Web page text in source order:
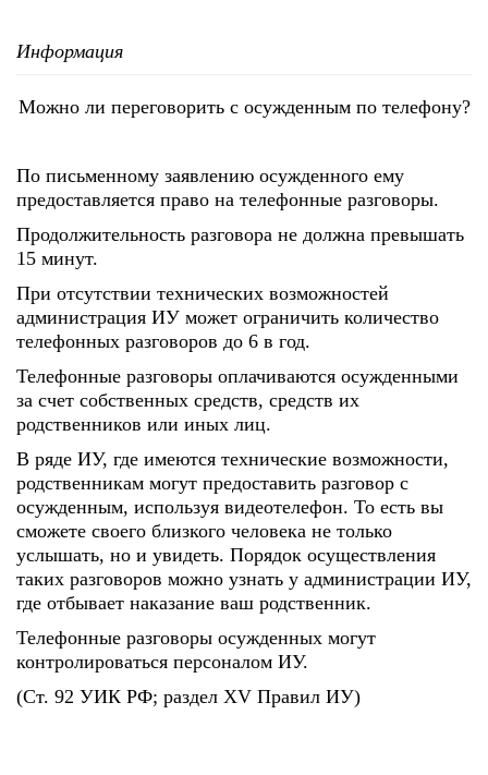
Информация
Можно ли переговорить с осужденным по телефону?
По письменному заявлению осужденного ему
предоставляется право на телефонные разговоры.
Продолжительность разговора не должна превышать
15 минут.
При отсутствии технических возможностей
администрация ИУ может ограничить количество
телефонных разговоров до 6 в год.
Телефонные разговоры оплачиваются осужденными
за счет собственных средств, средств их
родственников или иных лиц.
В ряде ИУ, где имеются технические возможности,
родственникам могут предоставить разговор с
осужденным, используя видеотелефон. То есть вы
сможете своего близкого человека не только
услышать, но и увидеть. Порядок осуществления
таких разговоров можно узнать у администрации ИУ,
где отбывает наказание ваш родственник.
Телефонные разговоры осужденных могут
контролироваться персоналом ИУ.
(Ст. 92 УИК РФ; раздел XV Правил ИУ)